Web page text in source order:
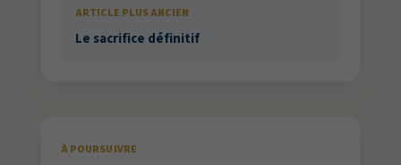
ARTICLE PLUS ANCIEN
Le sacrifice définitif
À POURSUIVRE